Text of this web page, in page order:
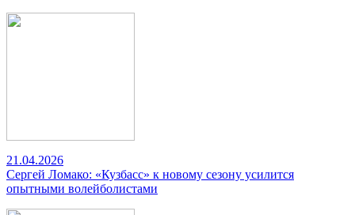
21.04.2026
Сергей Ломако: «Кузбасс» к новому сезону усилится
опытными волейболистами